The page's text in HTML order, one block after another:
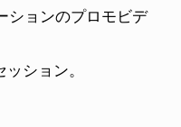
ションのプロモビデ
ション。